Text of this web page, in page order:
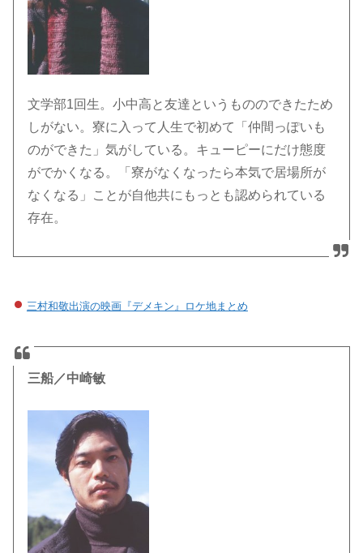
文学部1回生。小中高と友達というもののできたため
しがない。寮に入って人生で初めて「仲間っぽいも
のができた」気がしている。キューピーにだけ態度
がでかくなる。「寮がなくなったら本気で居場所が
なくなる」ことが自他共にもっとも認められている
存在。
三村和敬出演の映画『デメキン』ロケ地まとめ
三船／中崎敏